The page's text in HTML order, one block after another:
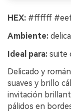
HEX: #ffffff
Ambiente:
Ideal para: suite
Delicado y
suaves y brillo
invitación
pálidos en